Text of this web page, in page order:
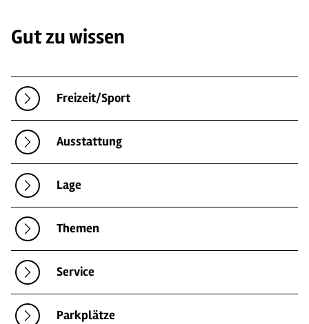
Gut zu wissen
Freizeit/Sport
Ausstattung
Lage
Themen
Service
Parkplätze